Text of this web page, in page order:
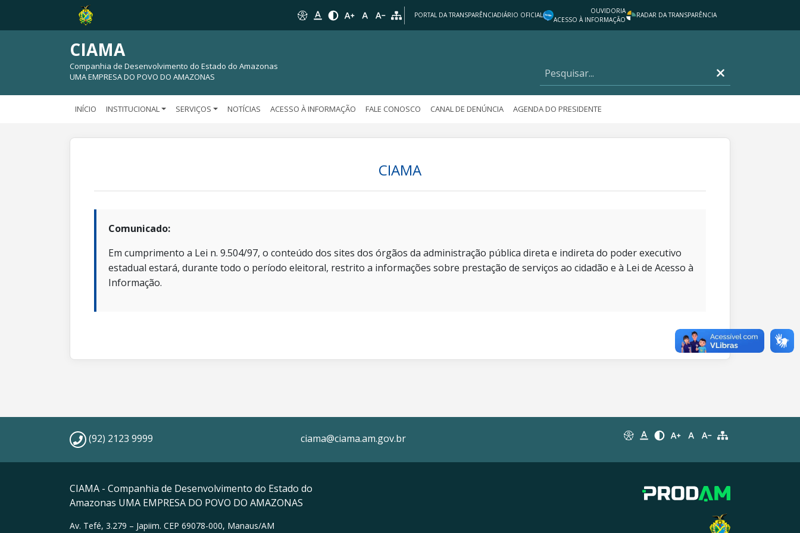
PORTAL DA TRANSPARÊNCIADIÁRIO OFICIAL
OUVIDORIA
ACESSO À INFORMAÇÃO
RADAR DA TRANSPARÊNCIA
CIAMA
Companhia de Desenvolvimento do Estado do Amazonas
UMA EMPRESA DO POVO DO AMAZONAS
INÍCIO INSTITUCIONAL SERVIÇOS NOTÍCIAS ACESSO À INFORMAÇÃO FALE CONOSCO CANAL DE DENÚNCIA AGENDA DO PRESIDENTE
CIAMA
Comunicado:
Em cumprimento a Lei n. 9.504/97, o conteúdo dos sites dos órgãos da administração pública direta e indireta do poder executivo
estadual estará, durante todo o período eleitoral, restrito a informações sobre prestação de serviços ao cidadão e à Lei de Acesso à
Informação.
(92) 2123 9999 ciama@ciama.am.gov.br
CIAMA - Companhia de Desenvolvimento do Estado do
Amazonas UMA EMPRESA DO POVO DO AMAZONAS
Av. Tefé, 3.279 – Japiim. CEP 69078-000, Manaus/AM